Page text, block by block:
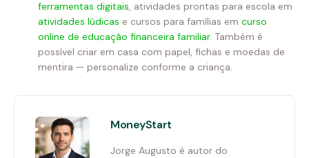
ferramentas digitais, atividades prontas para escola em
atividades lúdicas e cursos para famílias em curso
online de educação financeira familiar. Também é
possível criar em casa com papel, fichas e moedas de
mentira — personalize conforme a criança.
MoneyStart
Jorge Augusto é autor do